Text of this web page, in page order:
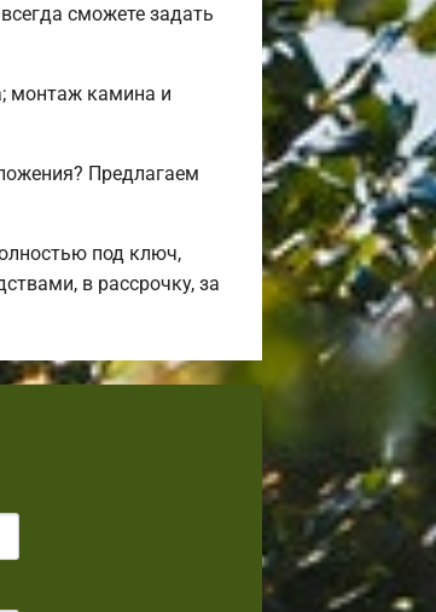
сможете задать
монтаж камина и
Предлагаем
под ключ,
в рассрочку, за